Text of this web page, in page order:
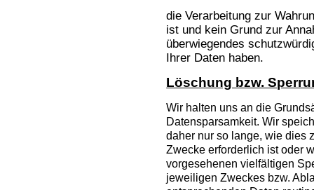
die Verarbeitung zur
ist und kein Grund zur
überwiegendes
Ihrer Daten haben.
Löschung bzw.
Wir halten uns an die
Datensparsamkeit. Wir
daher nur so lange, wie dies
Zwecke erforderlich ist oder
vorgesehenen vielfältigen
jeweiligen Zweckes bzw.